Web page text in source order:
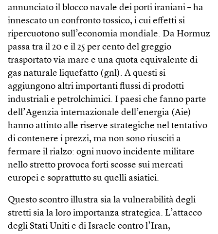
annunciato il blocco navale dei porti iraniani – ha
innescato un confronto tossico, i cui effetti si
ripercuotono sull’economia mondiale. Da Hormuz
passa tra il 20 e il 25 per cento del greggio
trasportato via mare e una quota equivalente di
gas naturale liquefatto (gnl). A questi si
aggiungono altri importanti flussi di prodotti
industriali e petrolchimici. I paesi che fanno parte
dell’Agenzia internazionale dell’energia (Aie)
hanno attinto alle riserve strategiche nel tentativo
di contenere i prezzi, ma non sono riusciti a
fermare il rialzo: ogni nuovo incidente militare
nello stretto provoca forti scosse sui mercati
europei e soprattutto su quelli asiatici.
Questo scontro illustra sia la vulnerabilità degli
stretti sia la loro importanza strategica. L’attacco
degli Stati Uniti e di Israele contro l’Iran,